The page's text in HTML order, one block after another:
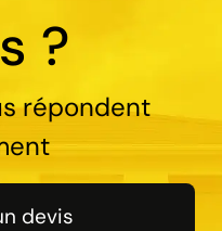
?
répondent
devis